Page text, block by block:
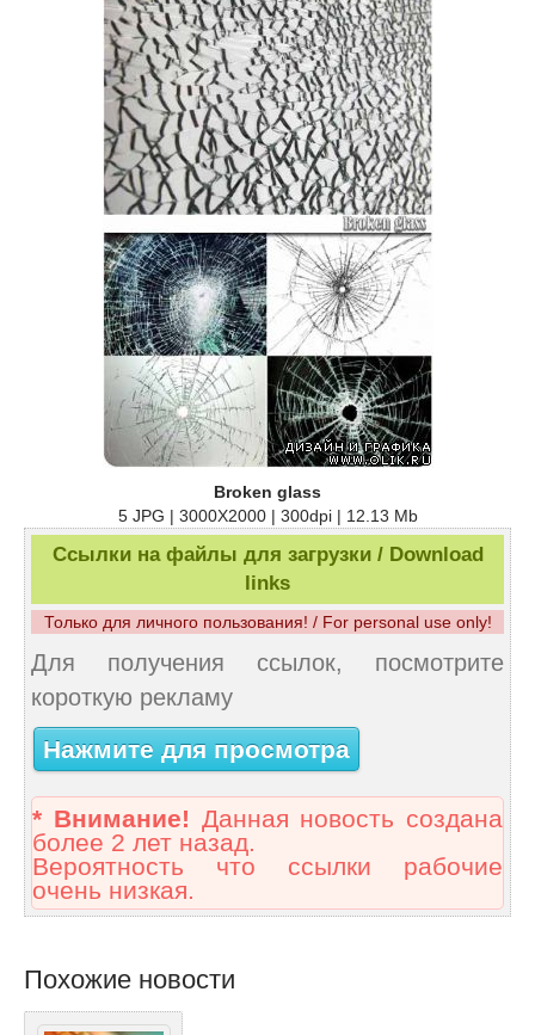
Broken glass
5 JPG | 3000X2000 | 300dpi | 12.13 Mb
Ссылки на файлы для загрузки / Download
links
Только для личного пользования! / For personal use only!
Для получения ссылок, посмотрите
короткую рекламу
Нажмите для просмотра
* Внимание! Данная новость создана
более 2 лет назад.
Вероятность что ссылки рабочие
очень низкая.
Похожие новости